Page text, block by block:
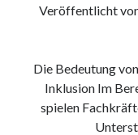
Dezember 2023
Kategorien
barrierefreie website
Veröffentlicht
Die Bedeutung
Inklusion Im
spielen